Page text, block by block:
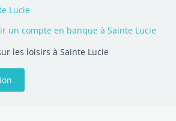
Lucie
un compte en banque à Sainte Lucie
les loisirs à Sainte Lucie